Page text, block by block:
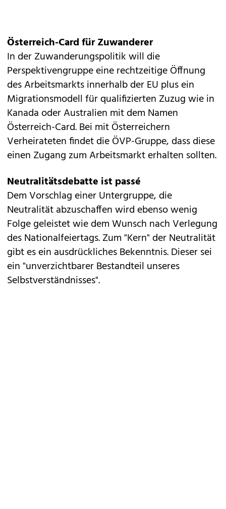
Österreich-Card für Zuwanderer
In der Zuwanderungspolitik will die
Perspektivengruppe eine rechtzeitige Öffnung
des Arbeitsmarkts innerhalb der EU plus ein
Migrationsmodell für qualifizierten Zuzug wie in
Kanada oder Australien mit dem Namen
Österreich-Card. Bei mit Österreichern
Verheirateten findet die ÖVP-Gruppe, dass diese
einen Zugang zum Arbeitsmarkt erhalten sollten.
Neutralitätsdebatte ist passé
Dem Vorschlag einer Untergruppe, die
Neutralität abzuschaffen wird ebenso wenig
Folge geleistet wie dem Wunsch nach Verlegung
des Nationalfeiertags. Zum "Kern" der Neutralität
gibt es ein ausdrückliches Bekenntnis. Dieser sei
ein "unverzichtbarer Bestandteil unseres
Selbstverständnisses".